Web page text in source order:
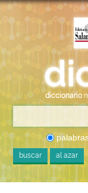
diccionario
buscar al azar